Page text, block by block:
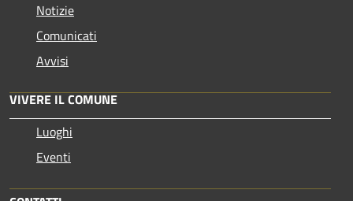
Notizie
Comunicati
Avvisi
VIVERE IL COMUNE
Luoghi
Eventi